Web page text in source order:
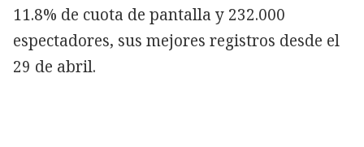
11.8% de cuota de pantalla y 232.000
espectadores, sus mejores registros desde el
29 de abril.